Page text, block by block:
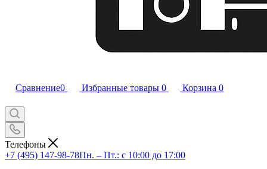
Сравнение0 Избранные товары 0 Корзина 0
Телефоны
+7 (495) 147-98-78Пн. – Пт.: с 10:00 до 17:00